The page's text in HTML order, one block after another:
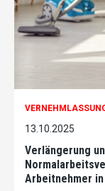
13.10.2025
Verlängerung
Arbeitnehmer